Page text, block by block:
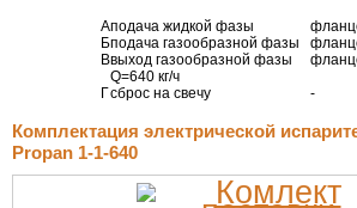
Аподача жидкой фазы
Бподача газообразной фазы
Ввыход газообразной фазы
Q=640 кг/ч
Гсброс на свечу -
Комплектация электрической
Propan 1-1-640